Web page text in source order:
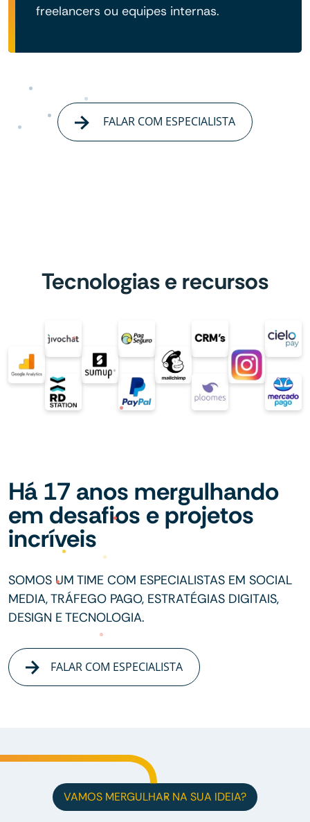
freelancers ou equipes internas.
FALAR COM ESPECIALISTA
Tecnologias e recursos
Há 17 anos mergulhando
em desafios e projetos
incríveis
SOMOS UM TIME COM ESPECIALISTAS EM SOCIAL
MEDIA, TRÁFEGO PAGO, ESTRATÉGIAS DIGITAIS,
DESIGN E TECNOLOGIA.
FALAR COM ESPECIALISTA
VAMOS MERGULHAR NA SUA IDEIA?